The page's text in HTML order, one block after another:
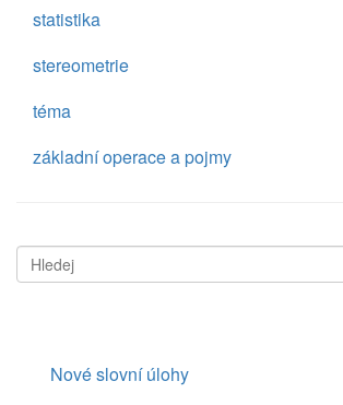
statistika
stereometrie
téma
základní operace a pojmy
Nové slovní úlohy